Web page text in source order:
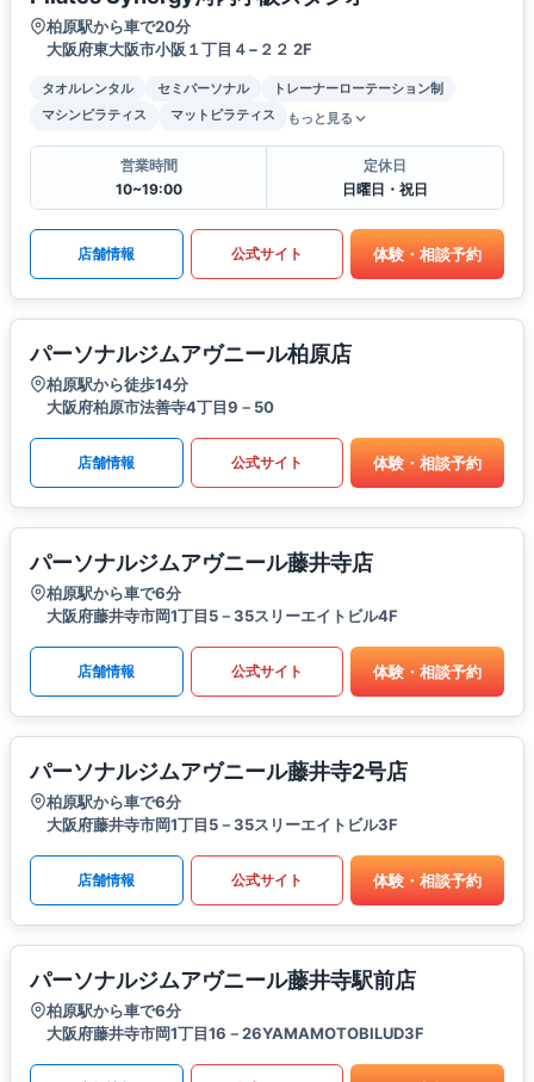
柏原駅から車で20分
大阪府東大阪市小阪１丁目４−２２ 2F
タオルレンタル セミパーソナル
トレーナーローテーション制
マシンピラティス
マットピラティス もっと見る
営業時間
10~19:00
定休日
日曜日・祝日
店舗情報 公式サイト 体験・相談予約
パーソナルジムアヴニール柏原店
柏原駅から徒歩14分
大阪府柏原市法善寺4丁目9－50
店舗情報 公式サイト 体験・相談予約
パーソナルジムアヴニール藤井寺店
柏原駅から車で6分
大阪府藤井寺市岡1丁目5－35スリーエイトビル4F
店舗情報 公式サイト 体験・相談予約
パーソナルジムアヴニール藤井寺2号店
柏原駅から車で6分
大阪府藤井寺市岡1丁目5－35スリーエイトビル3F
店舗情報 公式サイト 体験・相談予約
パーソナルジムアヴニール藤井寺駅前店
柏原駅から車で6分
大阪府藤井寺市岡1丁目16－26YAMAMOTOBILUD3F